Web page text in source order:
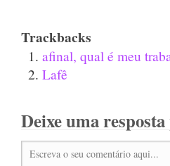
Trackbacks
afinal, qual é meu
Lafê
Deixe uma
Escreva o seu comentário aqui...